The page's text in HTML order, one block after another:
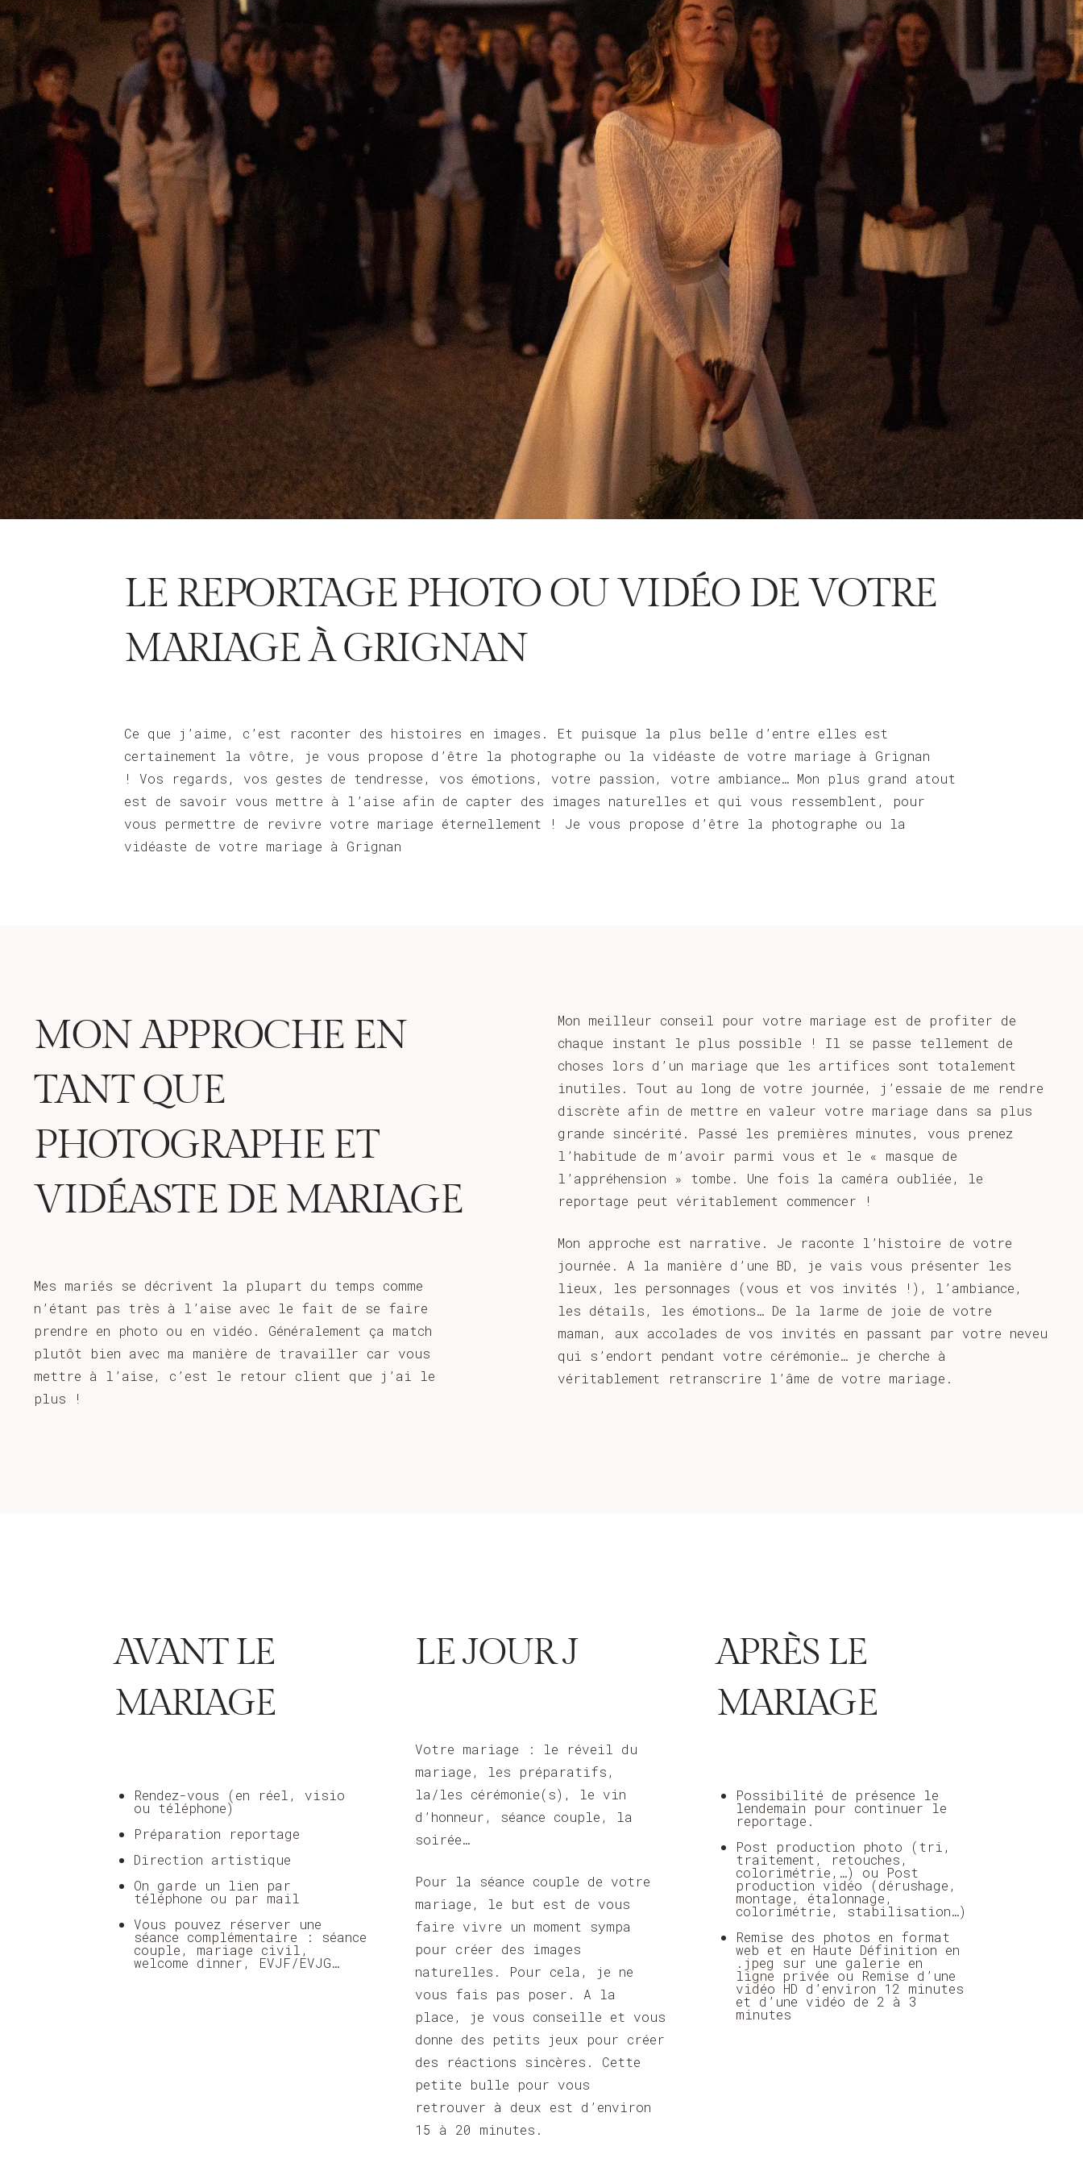
LE REPORTAGE PHOTO OU VIDÉO DE VOTRE
MARIAGE À GRIGNAN
Ce que j’aime, c’est raconter des histoires en images. Et puisque la plus belle d’entre elles est
certainement la vôtre, je vous propose d’être la photographe ou la vidéaste de votre mariage à Grignan
! Vos regards, vos gestes de tendresse, vos émotions, votre passion, votre ambiance… Mon plus grand atout
est de savoir vous mettre à l’aise afin de capter des images naturelles et qui vous ressemblent, pour
vous permettre de revivre votre mariage éternellement ! Je vous propose d’être la photographe ou la
vidéaste de votre mariage à Grignan
MON APPROCHE EN
TANT QUE
PHOTOGRAPHE ET
VIDÉASTE DE MARIAGE
Mes mariés se décrivent la plupart du temps comme
n’étant pas très à l’aise avec le fait de se faire
prendre en photo ou en vidéo. Généralement ça match
plutôt bien avec ma manière de travailler car vous
mettre à l’aise, c’est le retour client que j’ai le
plus !
Mon meilleur conseil pour votre mariage est de profiter de
chaque instant le plus possible ! Il se passe tellement de
choses lors d’un mariage que les artifices sont totalement
inutiles. Tout au long de votre journée, j’essaie de me rendre
discrète afin de mettre en valeur votre mariage dans sa plus
grande sincérité. Passé les premières minutes, vous prenez
l’habitude de m’avoir parmi vous et le « masque de
l’appréhension » tombe. Une fois la caméra oubliée, le
reportage peut véritablement commencer !
Mon approche est narrative. Je raconte l’histoire de votre
journée. A la manière d’une BD, je vais vous présenter les
lieux, les personnages (vous et vos invités !), l’ambiance,
les détails, les émotions… De la larme de joie de votre
maman, aux accolades de vos invités en passant par votre neveu
qui s’endort pendant votre cérémonie… je cherche à
véritablement retranscrire l’âme de votre mariage.
AVANT LE
MARIAGE
Rendez-vous (en réel, visio
ou téléphone)
Préparation reportage
Direction artistique
On garde un lien par
téléphone ou par mail
Vous pouvez réserver une
séance complémentaire : séance
couple, mariage civil,
welcome dinner, EVJF/EVJG…
LE JOUR J
Votre mariage : le réveil du
mariage, les préparatifs,
la/les cérémonie(s), le vin
d’honneur, séance couple, la
soirée…
Pour la séance couple de votre
mariage, le but est de vous
faire vivre un moment sympa
pour créer des images
naturelles. Pour cela, je ne
vous fais pas poser. A la
place, je vous conseille et vous
donne des petits jeux pour créer
des réactions sincères. Cette
petite bulle pour vous
retrouver à deux est d’environ
15 à 20 minutes.
APRÈS LE
MARIAGE
Possibilité de présence le
lendemain pour continuer le
reportage.
Post production photo (tri,
traitement, retouches,
colorimétrie,…) ou Post
production vidéo (dérushage,
montage, étalonnage,
colorimétrie, stabilisation…)
Remise des photos en format
web et en Haute Définition en
.jpeg sur une galerie en
ligne privée ou Remise d’une
vidéo HD d’environ 12 minutes
et d’une vidéo de 2 à 3
minutes